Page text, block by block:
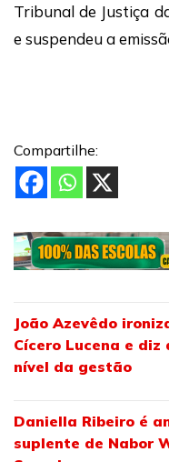
Tribunal de Justiça
e suspendeu a
Compartilhe:
João Azevêdo
Cícero Lucena e diz
nível da gestão
Daniella Ribeiro é
suplente de Nabor